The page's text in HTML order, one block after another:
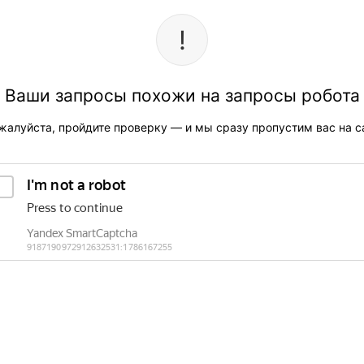
Ваши запросы похожи на запросы робота
пройдите проверку — и мы сразу пропустим вас на